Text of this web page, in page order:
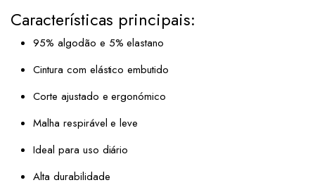
Características principais:
95% algodão e 5% elastano
Cintura com elástico embutido
Corte ajustado e ergonómico
Malha respirável e leve
Ideal para uso diário
Alta durabilidade